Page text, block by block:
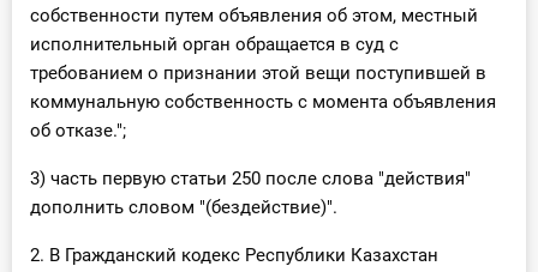
собственности путем объявления об этом, местный
исполнительный орган обращается в суд с
требованием о признании этой вещи поступившей в
коммунальную собственность с момента объявления
об отказе.";
3) часть первую статьи 250 после слова "действия"
дополнить словом "(бездействие)".
2. В Гражданский кодекс Республики Казахстан